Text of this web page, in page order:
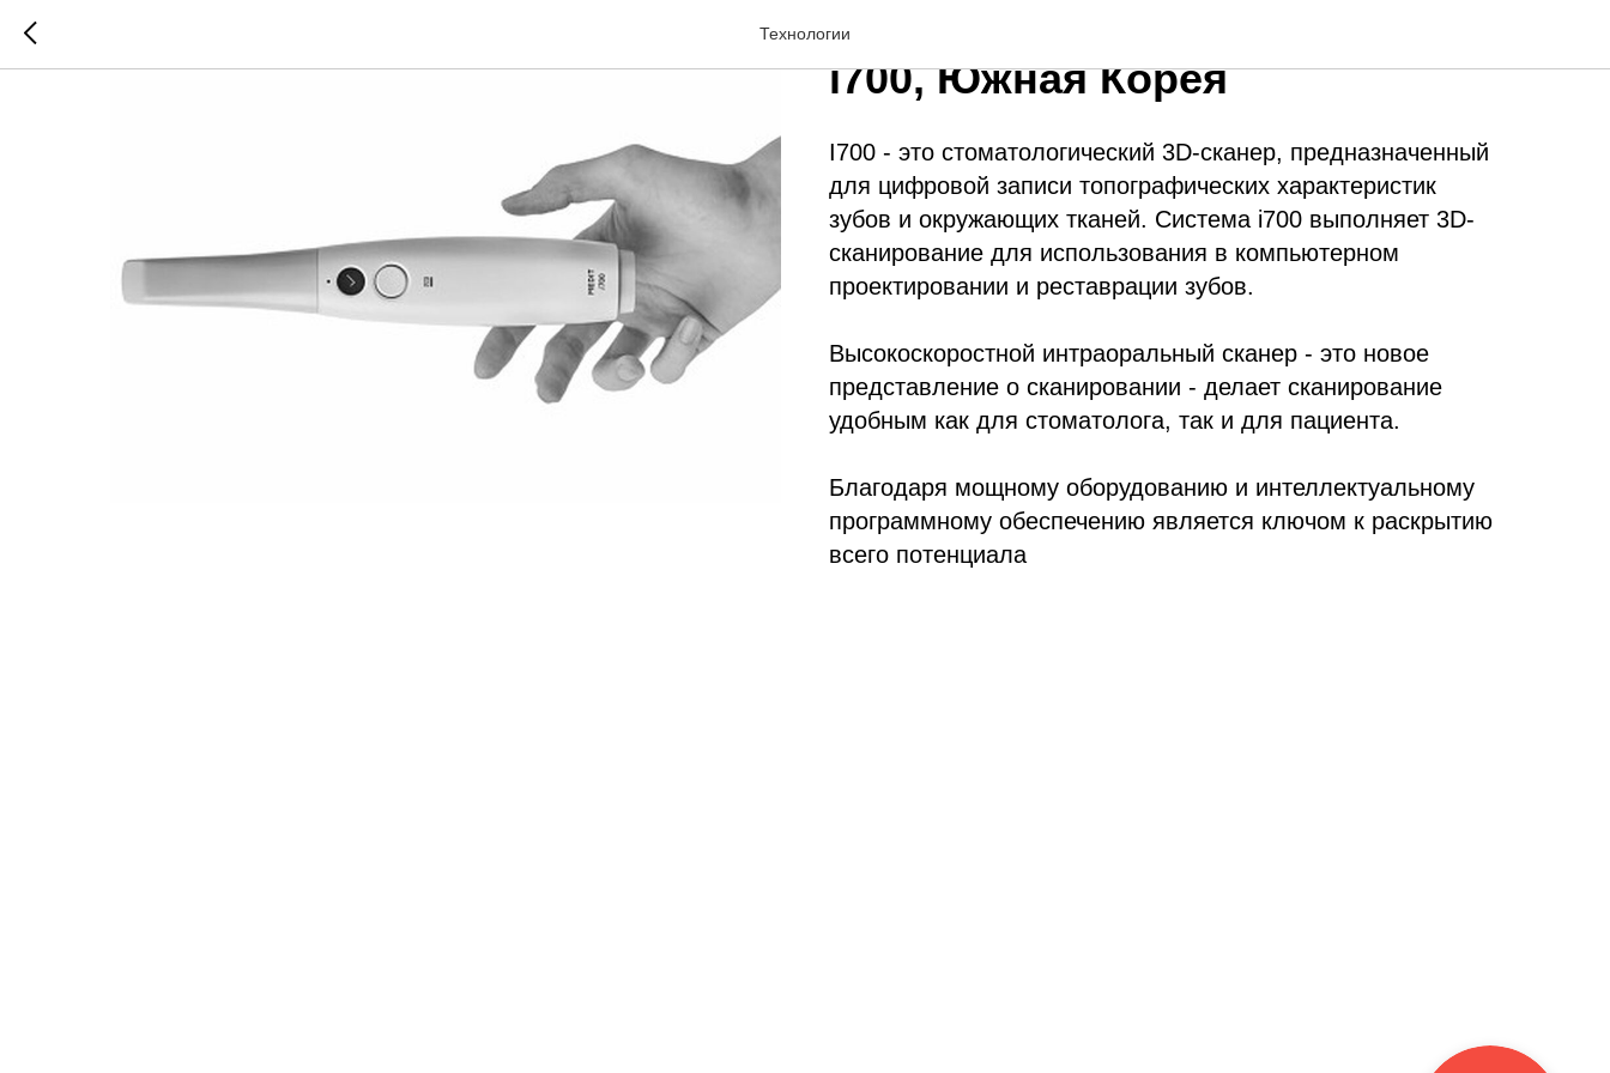
ТехнологииИнтраоральный сканер MEDIT
i700, Южная Корея
I700 - это стоматологический 3D-сканер, предназначенный
для цифровой записи топографических характеристик
зубов и окружающих тканей. Система i700 выполняет 3D-
сканирование для использования в компьютерном
проектировании и реставрации зубов.
Высокоскоростной интраоральный сканер - это новое
представление о сканировании - делает сканирование
удобным как для стоматолога, так и для пациента.
Благодаря мощному оборудованию и интеллектуальному
программному обеспечению является ключом к раскрытию
всего потенциала